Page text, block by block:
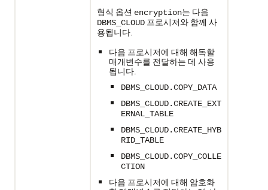
형식 옵션 encryption는 다음
DBMS_CLOUD 프로시저와 함께 사
용됩니다.
다음 프로시저에 대해 해독할
매개변수를 전달하는 데 사용
됩니다.
DBMS_CLOUD.COPY_DATA
DBMS_CLOUD.CREATE_EXT
ERNAL_TABLE
DBMS_CLOUD.CREATE_HYB
RID_TABLE
DBMS_CLOUD.COPY_COLLE
CTION
다음 프로시저에 대해 암호화